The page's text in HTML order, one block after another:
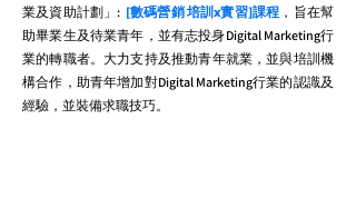
業及資助計劃」: [數碼營銷 培訓x實習]課程 ，旨在幫
助畢業生及待業青年，並有志投身Digital Marketing行
業的轉職者。大力支持及推動青年就業，並與培訓機
構合作，助青年增加對Digital Marketing行業的認識及
經驗，並裝備求職技巧。